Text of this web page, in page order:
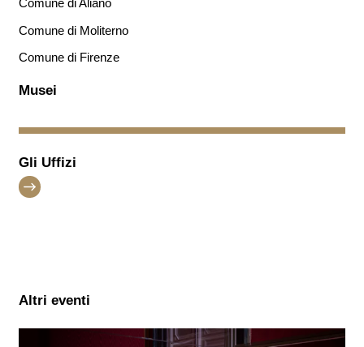
Comune di Aliano
Comune di Moliterno
Comune di Firenze
Musei
Gli Uffizi
Altri eventi